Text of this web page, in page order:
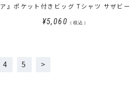
ア』ポケット付きビッグ Tシャツ サザビー
¥5,060 （税込）
4 5